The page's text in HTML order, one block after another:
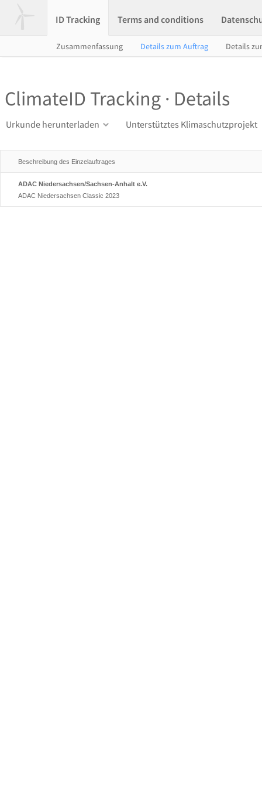
ID Tracking Terms and conditions
Zusammenfassung Details zum Auftrag Details
ClimateID Tracking · Details
Urkunde herunterladen Unterstütztes Klimaschutzprojekt
Beschreibung des Einzelauftrages
ADAC Niedersachsen/Sachsen-Anhalt e.V.
ADAC Niedersachsen Classic 2023